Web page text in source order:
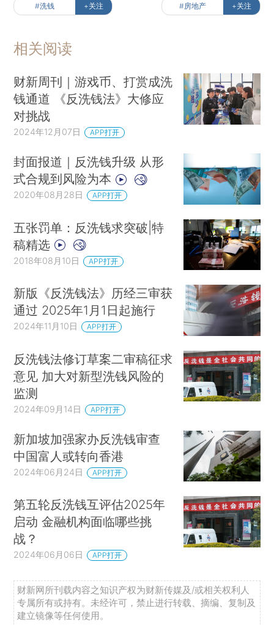
#洗钱 +关注 #房地产 +关注
相关阅读
财新周刊｜游戏币、打赏成洗
钱通道 《反洗钱法》大修应
对挑战
2024年12月07日 APP打开
封面报道｜反洗钱升级 从形
式合规到风险为本
2020年08月28日 APP打开
五张罚单：反洗钱求突破|特
稿精选
2018年08月10日 APP打开
新版《反洗钱法》历经三审获
通过 2025年1月1日起施行
2024年11月10日 APP打开
反洗钱法修订草案二审稿征求
意见 加大对新型洗钱风险的
监测
2024年09月14日 APP打开
新加坡加强家办反洗钱审查
中国富人或转向香港
2024年06月24日 APP打开
第五轮反洗钱互评估2025年
启动 金融机构面临哪些挑
战？
2024年06月06日 APP打开
财新网所刊载内容之知识产权为财新传媒及/或相关权利人
专属所有或持有。未经许可，禁止进行转载、摘编、复制及
建立镜像等任何使用。